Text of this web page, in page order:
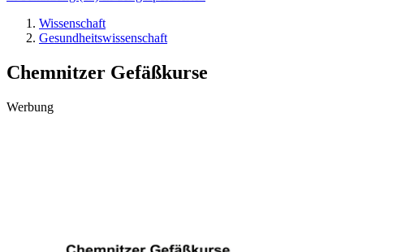
Wissenschaft
Gesundheitswissenschaft
Chemnitzer Gefäßkurse
Werbung